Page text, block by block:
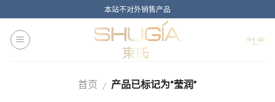
content
本站不对外销售产品
首页 / 产品已标记为“莹润”